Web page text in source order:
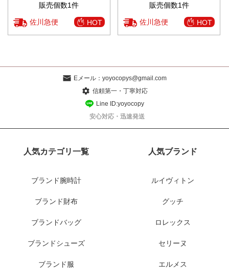
販売個数1件
佐川急便 HOT
販売個数1件
佐川急便 HOT
Eメール： yoyocopys@gmail.com
信頼第一・丁寧対応
Line ID:yoyocopy
安心対応・迅速発送
人気カテゴリ一覧
ブランド腕時計
ブランド財布
ブランドバッグ
ブランドシューズ
ブランド服
人気ブランド
ルイヴィトン
グッチ
ロレックス
セリーヌ
エルメス